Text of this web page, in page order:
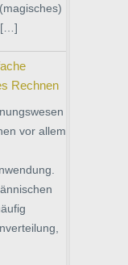
[…]
Rechnen
vor allem